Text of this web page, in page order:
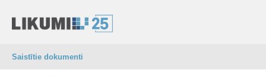
Saistītie dokumenti